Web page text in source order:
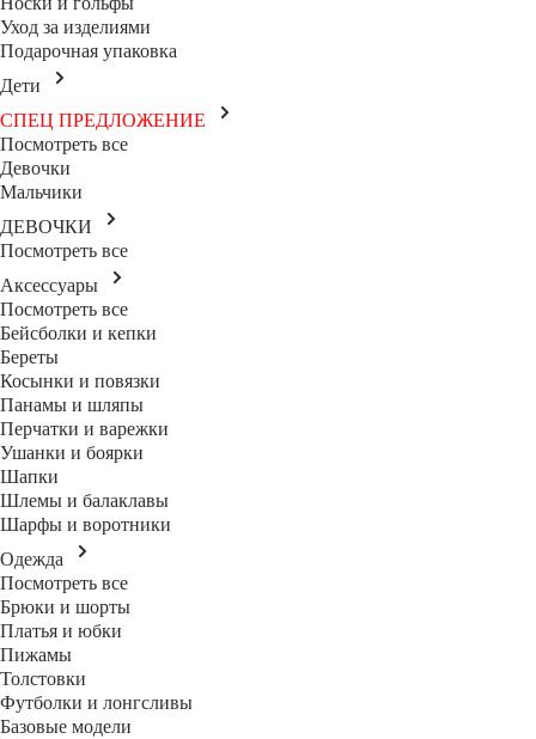
Уход за изделиями
Подарочная упаковка
Дети
СПЕЦ ПРЕДЛОЖЕНИЕ
Посмотреть все
Девочки
Мальчики
ДЕВОЧКИ
Посмотреть все
Аксессуары
Посмотреть все
Бейсболки и кепки
Береты
Косынки и повязки
Панамы и шляпы
Перчатки и варежки
Ушанки и боярки
Шапки
Шлемы и балаклавы
Шарфы и воротники
Одежда
Посмотреть все
Брюки и шорты
Платья и юбки
Пижамы
Толстовки
Футболки и лонгсливы
Базовые модели